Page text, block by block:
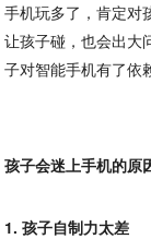
手机玩多了，肯定对
让孩子碰，也会出大
子对智能手机有了依
孩子会迷上手机的原
1. 孩子自制力太差